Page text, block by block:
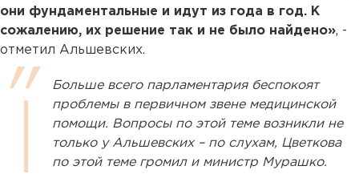
они фундаментальные и идут из года в год. К
сожалению, их решение так и не было найдено», -
отметил Альшевских.
Больше всего парламентария беспокоят
проблемы в первичном звене медицинской
помощи. Вопросы по этой теме возникли не
только у Альшевских – по слухам, Цветкова
по этой теме громил и министр Мурашко.